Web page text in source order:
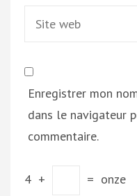
Enregistrer mon
dans le navigateur
commentaire.
4 + = onze